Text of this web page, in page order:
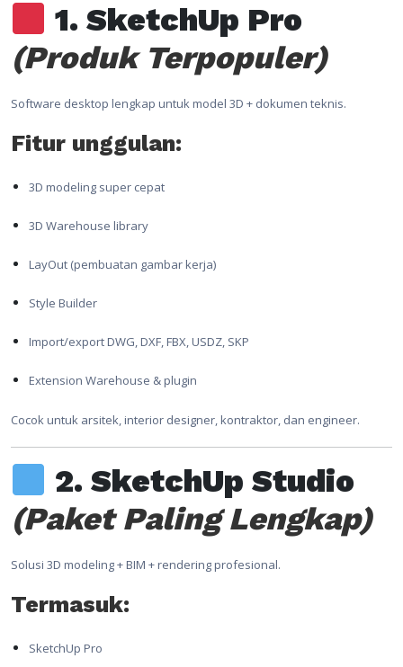
1. SketchUp Pro
(Produk Terpopuler)
Software desktop lengkap untuk model 3D + dokumen teknis.
Fitur unggulan:
3D modeling super cepat
3D Warehouse library
LayOut (pembuatan gambar kerja)
Style Builder
Import/export DWG, DXF, FBX, USDZ, SKP
Extension Warehouse & plugin
Cocok untuk arsitek, interior designer, kontraktor, dan engineer.
2. SketchUp Studio
(Paket Paling Lengkap)
Solusi 3D modeling + BIM + rendering profesional.
Termasuk:
SketchUp Pro